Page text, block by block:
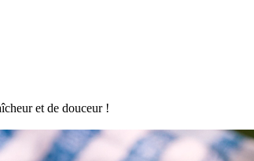
et de douceur !